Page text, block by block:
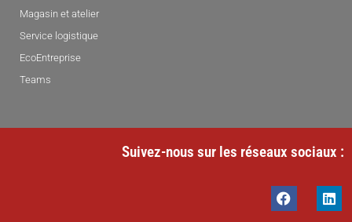
Magasin et atelier
Service logistique
EcoEntreprise
Teams
Suivez-nous sur les réseaux sociaux :